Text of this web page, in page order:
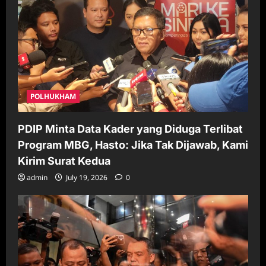
POLHUKHAM
PDIP Minta Data Kader yang Diduga Terlibat
Program MBG, Hasto: Jika Tak Dijawab, Kami
Kirim Surat Kedua
admin July 19, 2026 0